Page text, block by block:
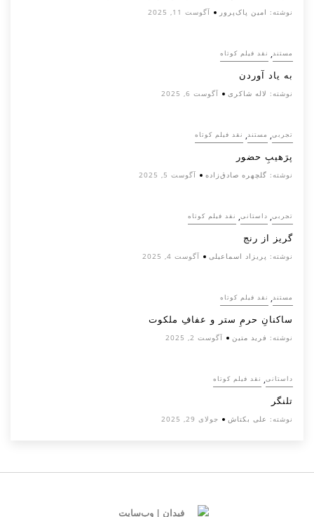
نوشته: امین پاک‌پرور آگوست 11, 2025
مستند, نقد فیلم کوتاه
به یاد آوردن
نوشته: لاله شاکری آگوست 6, 2025
تجربی, مستند, نقد فیلم کوتاه
پرَهیب‌ِ حضور
نوشته: گلچهره صادق‌زاده آگوست 5, 2025
تجربی, داستانی, نقد فیلم کوتاه
گریز از رنج
نوشته: پریزاد اسماعیلی آگوست 4, 2025
مستند, نقد فیلم کوتاه
ساکنانِ حرمِ ستر و عفافِ ملکوت
نوشته: فرید متین آگوست 2, 2025
داستانی, نقد فیلم کوتاه
تلنگر
نوشته: علی بکتاش جولای 29, 2025